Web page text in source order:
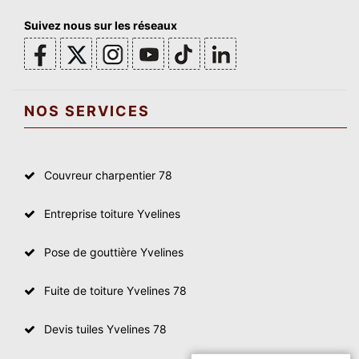
Suivez nous sur les réseaux
NOS SERVICES
Couvreur charpentier 78
Entreprise toiture Yvelines
Pose de gouttière Yvelines
Fuite de toiture Yvelines 78
Devis tuiles Yvelines 78